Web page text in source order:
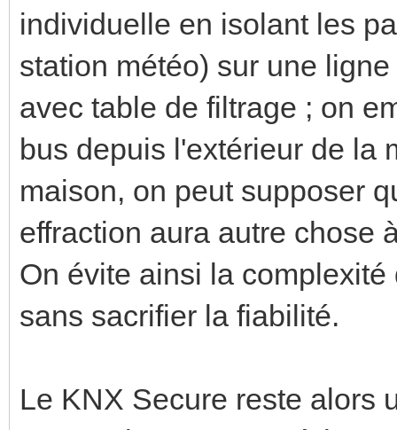
individuelle en isolant les
station météo) sur une
avec table de filtrage ; on
bus depuis l'extérieur de la
maison, on peut supposer
effraction aura autre chose
On évite ainsi la
sans sacrifier la fiabilité.
Le KNX Secure reste alors